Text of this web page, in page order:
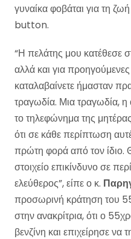
γυναίκα φοβάται για τη
button.
“Η πελάτης μου κατέθεσε
αλλά και για
καταλαβαίνετε ήμασταν
τραγωδία. Μια τραγωδία,
το τηλεφώνημα της
ότι σε κάθε περίπτωση
πρώτη φορά από τον ίδιο.
στοιχείο επικίνδυνο σε
ελεύθερος”, είπε ο κ.
προσωρινή κράτηση του
στην ανακρίτρια, ότι ο
βενζίνη και επιχείρησε να